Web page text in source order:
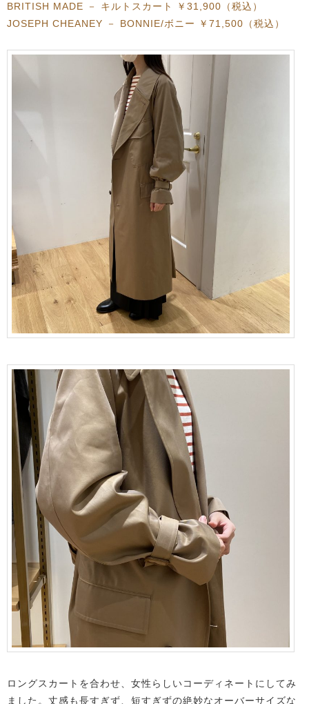
BRITISH MADE － キルトスカート ￥31,900（税込）
JOSEPH CHEANEY － BONNIE/ボニー ￥71,500（税込）
ロングスカートを合わせ、女性らしいコーディネートにしてみ
ました。丈感も長すぎず、短すぎずの絶妙なオーバーサイズな